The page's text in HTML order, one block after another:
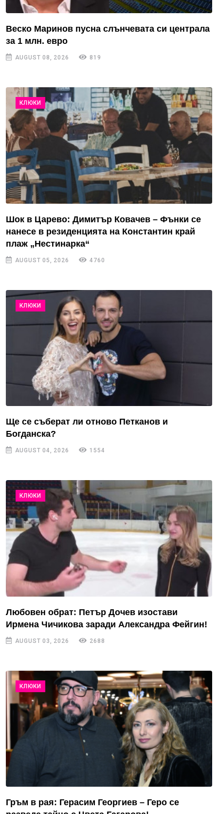
Веско Маринов пусна слънчевата си централа
за 1 млн. евро
AUGUST 08, 2026 819
КЛЮКИ
Шок в Царево: Димитър Ковачев – Фънки се
нанесе в резиденцията на Константин край
плаж „Нестинарка“
AUGUST 05, 2026 4760
КЛЮКИ
Ще се съберат ли отново Петканов и
Богданска?
AUGUST 04, 2026 1554
КЛЮКИ
Любовен обрат: Петър Дочев изостави
Ирмена Чичикова заради Александра Фейгин!
AUGUST 03, 2026 2688
КЛЮКИ
Гръм в рая: Герасим Георгиев – Геро се